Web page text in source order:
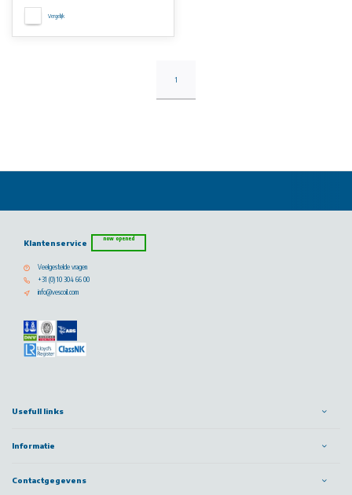
Vergelijk
1
Klantenservice now opened
Veelgestelde vragen
+31 (0) 10 304 66 00
info@vescoil.com
Usefull links
Informatie
Contactgegevens